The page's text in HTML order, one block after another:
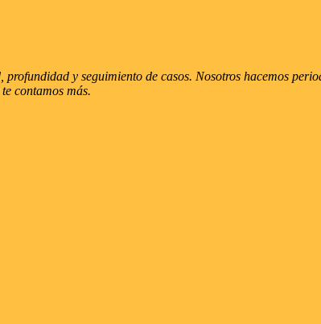
y seguimiento de casos. Nosotros hacemos
contamos más.